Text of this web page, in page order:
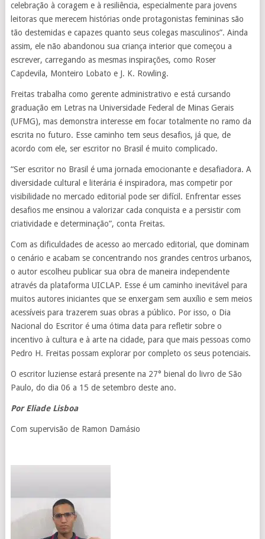
celebração à coragem e à resiliência, especialmente para jovens
leitoras que merecem histórias onde protagonistas femininas são
tão destemidas e capazes quanto seus colegas masculinos”. Ainda
assim, ele não abandonou sua criança interior que começou a
escrever, carregando as mesmas inspirações, como Roser
Capdevila, Monteiro Lobato e J. K. Rowling.
Freitas trabalha como gerente administrativo e está cursando
graduação em Letras na Universidade Federal de Minas Gerais
(UFMG), mas demonstra interesse em focar totalmente no ramo da
escrita no futuro. Esse caminho tem seus desafios, já que, de
acordo com ele, ser escritor no Brasil é muito complicado.
“Ser escritor no Brasil é uma jornada emocionante e desafiadora. A
diversidade cultural e literária é inspiradora, mas competir por
visibilidade no mercado editorial pode ser difícil. Enfrentar esses
desafios me ensinou a valorizar cada conquista e a persistir com
criatividade e determinação”, conta Freitas.
Com as dificuldades de acesso ao mercado editorial, que dominam
o cenário e acabam se concentrando nos grandes centros urbanos,
o autor escolheu publicar sua obra de maneira independente
através da plataforma UICLAP. Esse é um caminho inevitável para
muitos autores iniciantes que se enxergam sem auxílio e sem meios
acessíveis para trazerem suas obras a público. Por isso, o Dia
Nacional do Escritor é uma ótima data para refletir sobre o
incentivo à cultura e à arte na cidade, para que mais pessoas como
Pedro H. Freitas possam explorar por completo os seus potenciais.
O escritor luziense estará presente na 27° bienal do livro de São
Paulo, do dia 06 a 15 de setembro deste ano.
Por Eliade Lisboa
Com supervisão de Ramon Damásio